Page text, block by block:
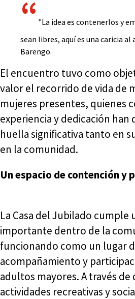
"La idea es contenerlos y
sean libres, aquí es una caricia al
Barengo.
El encuentro tuvo como
valor el recorrido de vida de
mujeres presentes, quienes
experiencia y dedicación han
huella significativa tanto en
en la comunidad.
Un espacio de contención y
La Casa del Jubilado cumple
importante dentro de la
funcionando como un lugar
acompañamiento y
adultos mayores. A través de
actividades recreativas y